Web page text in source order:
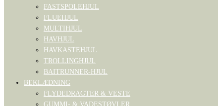
FASTSPOLEHJUL
FLUEHJUL
MULTIHJUL
HAVHJUL
HAVKASTEHJUL
TROLLINGHJUL
BAITRUNNER-HJUL
BEKLÆDNING
FLYDEDRAGTER & VESTE
GUMMI- & VADESTØVLER